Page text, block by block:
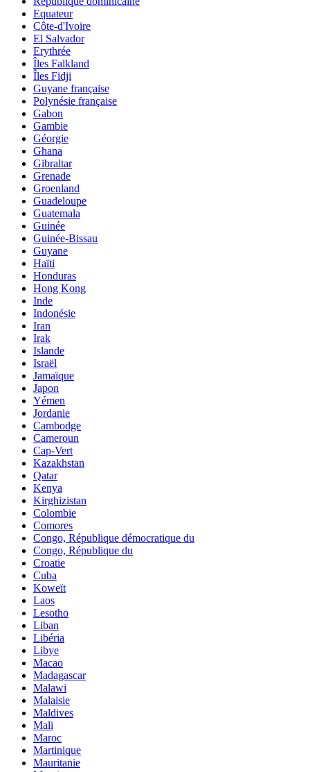
Equateur
Côte-d'Ivoire
El Salvador
Erythrée
Îles Falkland
Îles Fidji
Guyane française
Polynésie française
Gabon
Gambie
Géorgie
Ghana
Gibraltar
Grenade
Groenland
Guadeloupe
Guatemala
Guinée
Guinée-Bissau
Guyane
Haïti
Honduras
Hong Kong
Inde
Indonésie
Iran
Irak
Islande
Israël
Jamaïque
Japon
Yémen
Jordanie
Cambodge
Cameroun
Cap-Vert
Kazakhstan
Qatar
Kenya
Kirghizistan
Colombie
Comores
Congo, République démocratique du
Congo, République du
Croatie
Cuba
Koweït
Laos
Lesotho
Liban
Libéria
Libye
Macao
Madagascar
Malawi
Malaisie
Maldives
Mali
Maroc
Martinique
Mauritanie